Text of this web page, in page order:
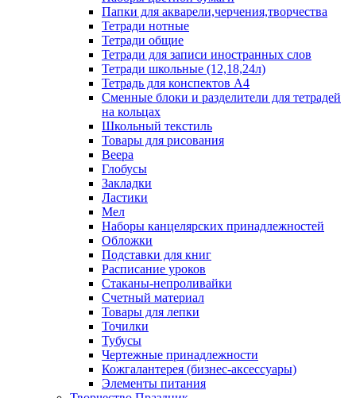
Папки для акварели,черчения,творчества
Тетради нотные
Тетради общие
Тетради для записи иностранных слов
Тетради школьные (12,18,24л)
Тетрадь для конспектов А4
Сменные блоки и разделители для тетрадей
на кольцах
Школьный текстиль
Товары для рисования
Веера
Глобусы
Закладки
Ластики
Мел
Наборы канцелярских принадлежностей
Обложки
Подставки для книг
Расписание уроков
Стаканы-непроливайки
Счетный материал
Товары для лепки
Точилки
Тубусы
Чертежные принадлежности
Кожгалантерея (бизнес-аксессуары)
Элементы питания